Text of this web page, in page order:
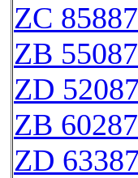
ZC 85887
ZB 55087
ZD
ZB 60287
ZD